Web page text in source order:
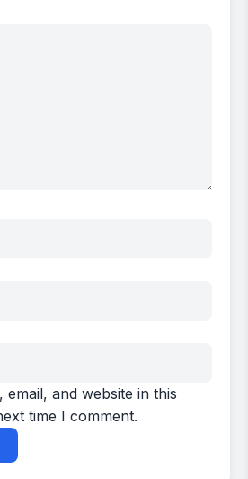
email, and website in this
time I comment.